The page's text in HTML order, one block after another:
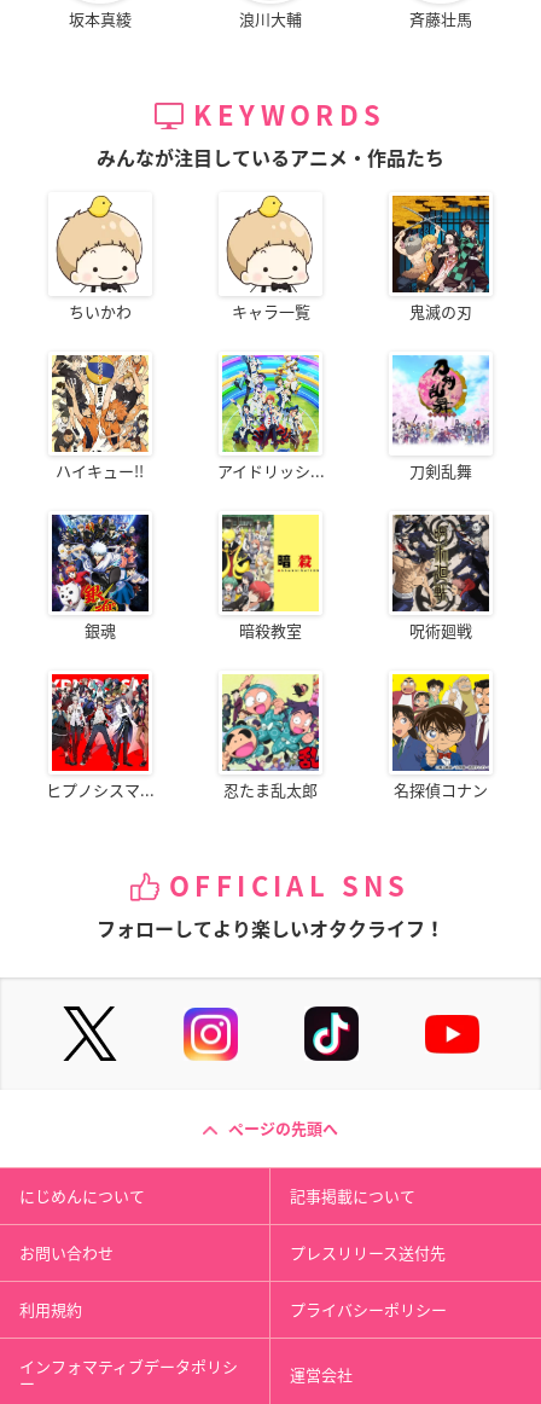
坂本真綾 浪川大輔 斉藤壮馬
KEYWORDS
みんなが注目しているアニメ・作品たち
ちいかわ キャラ一覧 鬼滅の刃
ハイキュー!! アイドリッシ... 刀剣乱舞
銀魂 暗殺教室 呪術廻戦
ヒプノシスマ... 忍たま乱太郎 名探偵コナン
OFFICIAL SNS
フォローしてより楽しいオタクライフ！
ページの先頭へ
にじめんについて 記事掲載について
お問い合わせ プレスリリース送付先
利用規約 プライバシーポリシー
インフォマティブデータポリシ
ー 運営会社